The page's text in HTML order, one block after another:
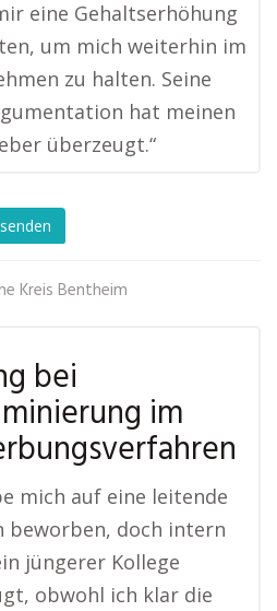
eine Gehaltserhöhung
um mich weiterhin im
zu halten. Seine
hat meinen
überzeugt.“
Kreis Bentheim
bei
im
mich auf eine leitende
beworben, doch intern
jüngerer Kollege
obwohl ich klar die